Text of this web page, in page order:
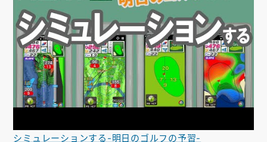
シミュレーションする-明日のゴルフの予習-